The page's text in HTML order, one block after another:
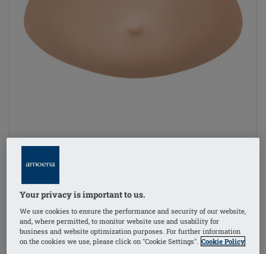
Beställningsnummer: 381C Contact 2S
SEK2100.00
Medelfyllig modell
Your privacy is important to us.
We use cookies to ensure the performance and security of our website,
and, where permitted, to monitor website use and usability for
business and website optimization purposes. For further information
on the cookies we use, please click on "Cookie Settings". Cookie Policy